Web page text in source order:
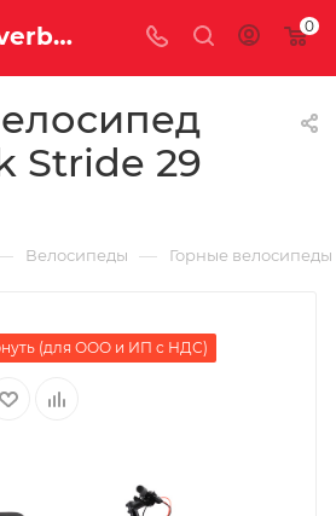
Купить Silverback Stride 29 MD 2018 за рублей, а со скидкой 0
Stride 29
Велосипеды — Горные велосипеды
(для ООО и ИП с НДС)